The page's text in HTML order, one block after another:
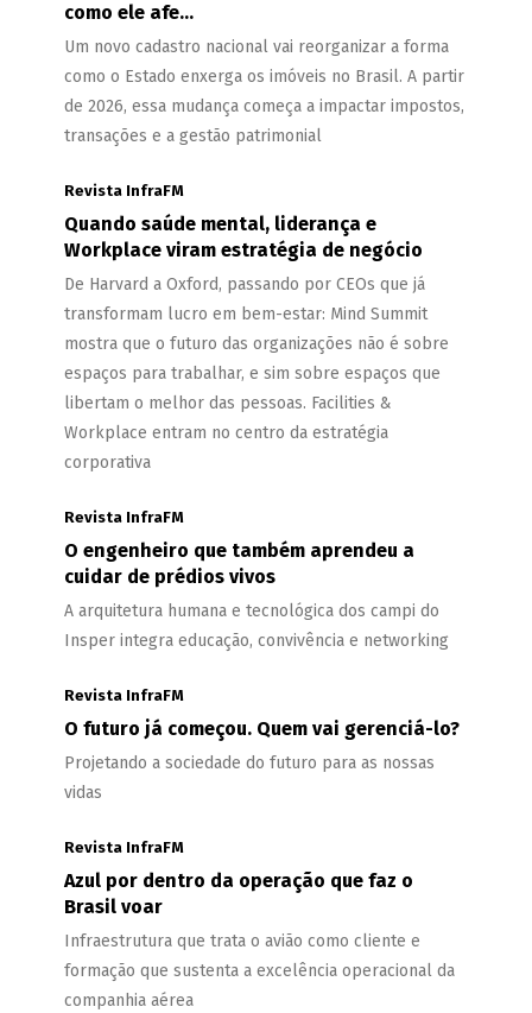
como ele afe...
Um novo cadastro nacional vai reorganizar a forma
como o Estado enxerga os imóveis no Brasil. A partir
de 2026, essa mudança começa a impactar impostos,
transações e a gestão patrimonial
Revista InfraFM
Quando saúde mental, liderança e
Workplace viram estratégia de negócio
De Harvard a Oxford, passando por CEOs que já
transformam lucro em bem-estar: Mind Summit
mostra que o futuro das organizações não é sobre
espaços para trabalhar, e sim sobre espaços que
libertam o melhor das pessoas. Facilities &
Workplace entram no centro da estratégia
corporativa
Revista InfraFM
O engenheiro que também aprendeu a
cuidar de prédios vivos
A arquitetura humana e tecnológica dos campi do
Insper integra educação, convivência e networking
Revista InfraFM
O futuro já começou. Quem vai gerenciá-lo?
Projetando a sociedade do futuro para as nossas
vidas
Revista InfraFM
Azul por dentro da operação que faz o
Brasil voar
Infraestrutura que trata o avião como cliente e
formação que sustenta a excelência operacional da
companhia aérea